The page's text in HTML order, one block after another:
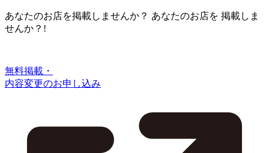
あなたのお店を掲載しませんか？ あなたのお店を 掲載しま
せんか？!
無料掲載・
内容変更のお申し込み